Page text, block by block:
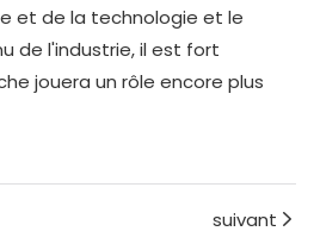
et de la technologie et le
de l'industrie, il est fort
jouera un rôle encore plus
suivant